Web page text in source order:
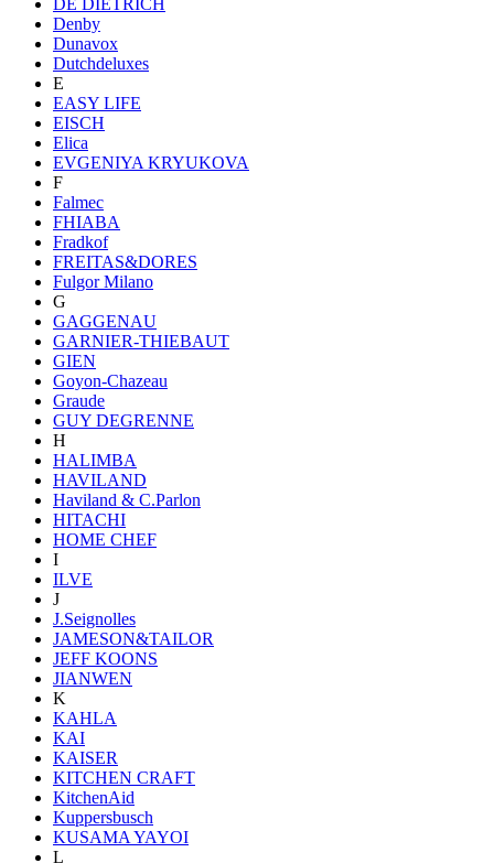
Denby
Dunavox
Dutchdeluxes
E
EASY LIFE
EISCH
Elica
EVGENIYA KRYUKOVA
F
Falmec
FHIABA
Fradkof
FREITAS&DORES
Fulgor Milano
G
GAGGENAU
GARNIER-THIEBAUT
GIEN
Goyon-Chazeau
Graude
GUY DEGRENNE
H
HALIMBA
HAVILAND
Haviland & C.Parlon
HITACHI
HOME CHEF
I
ILVE
J
J.Seignolles
JAMESON&TAILOR
JEFF KOONS
JIANWEN
K
KAHLA
KAI
KAISER
KITCHEN CRAFT
KitchenAid
Kuppersbusch
KUSAMA YAYOI
L